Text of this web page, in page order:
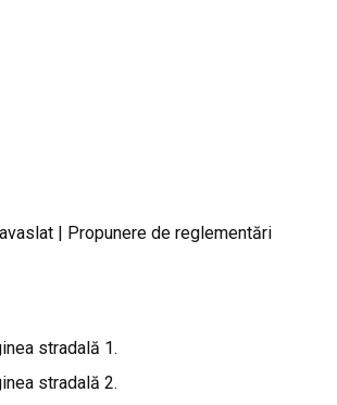
| Propunere de reglementări
stradală 1.
stradală 2.